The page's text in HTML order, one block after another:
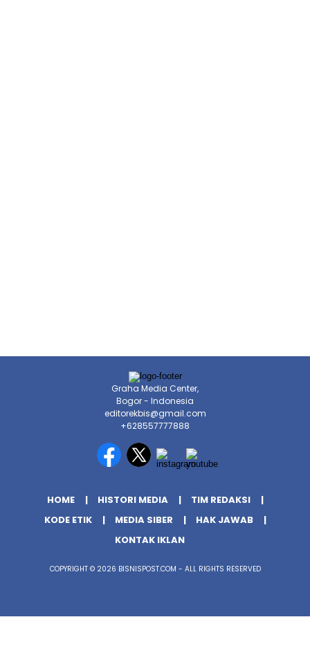
Graha Media Center,
Bogor - Indonesia
editorekbis@gmail.com
+628557777888
HOME HISTORI MEDIA
TIM REDAKSI
KODE ETIK
MEDIA SIBER
HAK JAWAB
KONTAK IKLAN
COPYRIGHT © 2026 BISNISPOST.COM - ALL RIGHTS RESERVED